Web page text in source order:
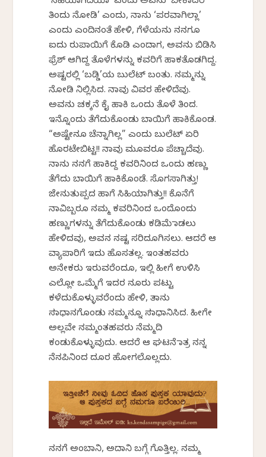
ತಿಂದು ನೋಡಿ’ ಎಂದು, ನಾನು ‘ಪರವಾಗಿಲ್ಲಾ’
ಎಂದು ಎಂದಿನಂತೆ ಹೇಳಿ, ಗೆಳೆಯನು ನನಗೂ
ಐದು ರುಪಾಯಿಗೆ ಕೊಡಿ ಎಂದಾಗ, ಅವನು ಬಿಡಿಸಿ
ಫ್ರೆಶ್ ಆಗಿದ್ದ ತೊಳೆಗಳನ್ನು ಕವರಿಗೆ ಹಾಕತೊಡಗಿದ್ದ.
ಅಷ್ಟರಲ್ಲಿ ‘ಬಡ್ಡಿ’ಯ ಬುಲೆಟ್ ಬಂತು. ನಮ್ಮನ್ನು
ನೋಡಿ ನಿಲ್ಲಿಸಿದ. ನಾವು ವಿವರ ಹೇಳಿದೆವು.
ಅವನು ಚಕ್ಕನೆ ಕೈ ಹಾಕಿ ಒಂದು ತೊಳೆ ತಿಂದ.
ಇನ್ನೊಂದು ತೆಗೆದುಕೊಂಡು ಬಾಯಿಗೆ ಹಾಕಿಕೊಂಡ.
“ಅಷ್ಟೇನೂ ಚೆನ್ನಾಗಿಲ್ಲ” ಎಂದು ಬುಲೆಟ್ ಏರಿ
ಹೊರಟೇಬಿಟ್ಟ!! ನಾವು ಮೂವರೂ ಪೆಚ್ಚಾದೆವು.
ನಾನು ನನಗೆ ಹಾಕಿದ್ದ ಕವರಿನಿಂದ ಒಂದು ಹಣ್ಣು
ತೆಗೆದು ಬಾಯಿಗೆ ಹಾಕಿಕೊಂಡೆ. ಸೊಗಸಾಗಿತ್ತು!
ಜೇನುತುಪ್ಪದ ಹಾಗೆ ಸಿಹಿಯಾಗಿತ್ತು!! ಕೊನೆಗೆ
ನಾವಿಬ್ಬರೂ ನಮ್ಮ ಕವರಿನಿಂದ ಒಂದೊಂದು
ಹಣ್ಣುಗಳನ್ನು ತೆಗೆದುಕೊಂಡು ಕಡಿಮೆ ಮಾಡಲು
ಹೇಳಿದವು, ಅವನ ನಷ್ಟ ಸರಿದೂಗಿಸಲು. ಆದರೆ ಆ
ವ್ಯಾಪಾರಿಗೆ ಇದು ಹೊಸತಲ್ಲ. ಇಂತಹವರು
ಅನೇಕರು ಇರುವರೆಂದೂ, ಇಲ್ಲಿ ಹೀಗೆ ಉಳಿಸಿ
ಎಲ್ಲೋ ಒಮ್ಮೆಗೆ ಇದರ ನೂರು ಪಟ್ಟು
ಕಳೆದುಕೊಳ್ಳುವರೆಂದು ಹೇಳಿ, ತಾನು
ಸಮಾಧಾನಗೊಂಡು ನಮ್ಮನ್ನೂ ಸಮಾಧಾನಿಸಿದ. ಹೀಗೇ
ಅಲ್ಲವೇ ನಮ್ಮಂತಹವರು ನೆಮ್ಮದಿ
ಕಂಡುಕೊಳ್ಳುವುದು. ಆದರೆ ಆ ಘಟನೆ ಮಾತ್ರ ನನ್ನ
ನೆನಪಿನಿಂದ ದೂರ ಹೋಗಲೊಲ್ಲದು.
ನನಗೆ ಅಂಬಾನಿ, ಅದಾನಿ ಬಗ್ಗೆ ಗೊತ್ತಿಲ್ಲ. ನಮ್ಮ